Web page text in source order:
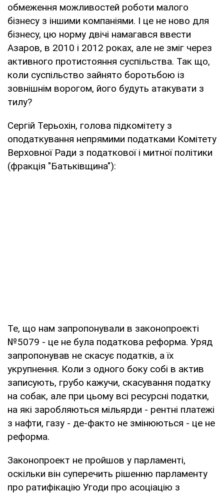
обмеження можливостей роботи малого
бізнесу з іншими компаніями. І це не ново для
бізнесу, цю норму двічі намагався ввести
Азаров, в 2010 і 2012 роках, але не зміг через
активного протистояння суспільства. Так що,
коли суспільство зайнято боротьбою із
зовнішнім ворогом, його будуть атакувати з
тилу?
Сергій Терьохін, голова підкомітету з
оподаткування непрямими податками Комітету
Верховної Ради з податкової і митної політики
(фракція "Батьківщина"):
Те, що нам запропонували в законопроекті
№5079 - це не була податкова реформа. Уряд
запропонував не скасує податків, а їх
укрупнення. Коли з одного боку собі в актив
записують, грубо кажучи, скасування податку
на собак, але при цьому всі ресурсні податки,
на які заробляються мільярди - рентні платежі
з нафти, газу - де-факто не змінюються - це не
реформа.
Законопроект не пройшов у парламенті,
оскільки він суперечить рішенню парламенту
про ратифікацію Угоди про асоціацію з